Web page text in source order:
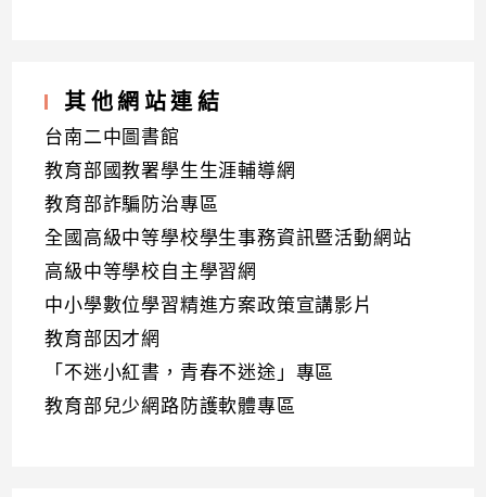
其他網站連結
台南二中圖書館
教育部國教署學生生涯輔導網
教育部詐騙防治專區
全國高級中等學校學生事務資訊暨活動網站
高級中等學校自主學習網
中小學數位學習精進方案政策宣講影片
教育部因才網
「不迷小紅書，青春不迷途」專區
教育部兒少網路防護軟體專區